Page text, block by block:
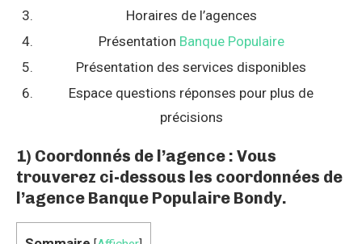
Horaires de l’agences
Présentation Banque Populaire
Présentation des services disponibles
Espace questions réponses pour plus de
précisions
1) Coordonnés de l’agence : Vous
trouverez ci-dessous les coordonnées de
l’agence Banque Populaire Bondy.